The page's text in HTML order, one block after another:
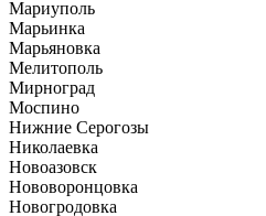
Мариуполь
Марьинка
Марьяновка
Мелитополь
Мирноград
Моспино
Нижние Серогозы
Николаевка
Новоазовск
Нововоронцовка
Новогродовка